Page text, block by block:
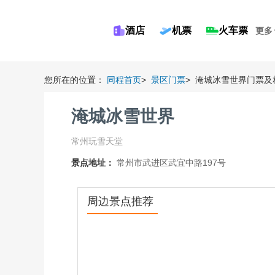
酒店 机票 火车票 更多
您所在的位置： 同程首页> 景区门票> 淹城冰雪世界门票及
淹城冰雪世界
常州玩雪天堂
景点地址： 常州市武进区武宜中路197号
周边景点推荐